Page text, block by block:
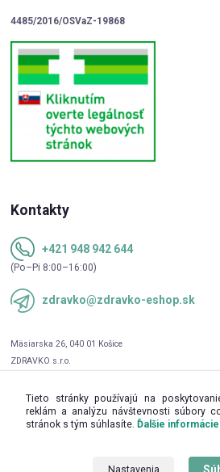
4485/2016/OSVaZ-19868
Kontakty
+421 948 942 644
(Po–Pi 8:00–16:00)
zdravko@zdravko-eshop.sk
Tieto stránky používajú na
reklám a analýzu návštevnosti súbory
stránok s tým súhlasíte. Ďalšie informácie